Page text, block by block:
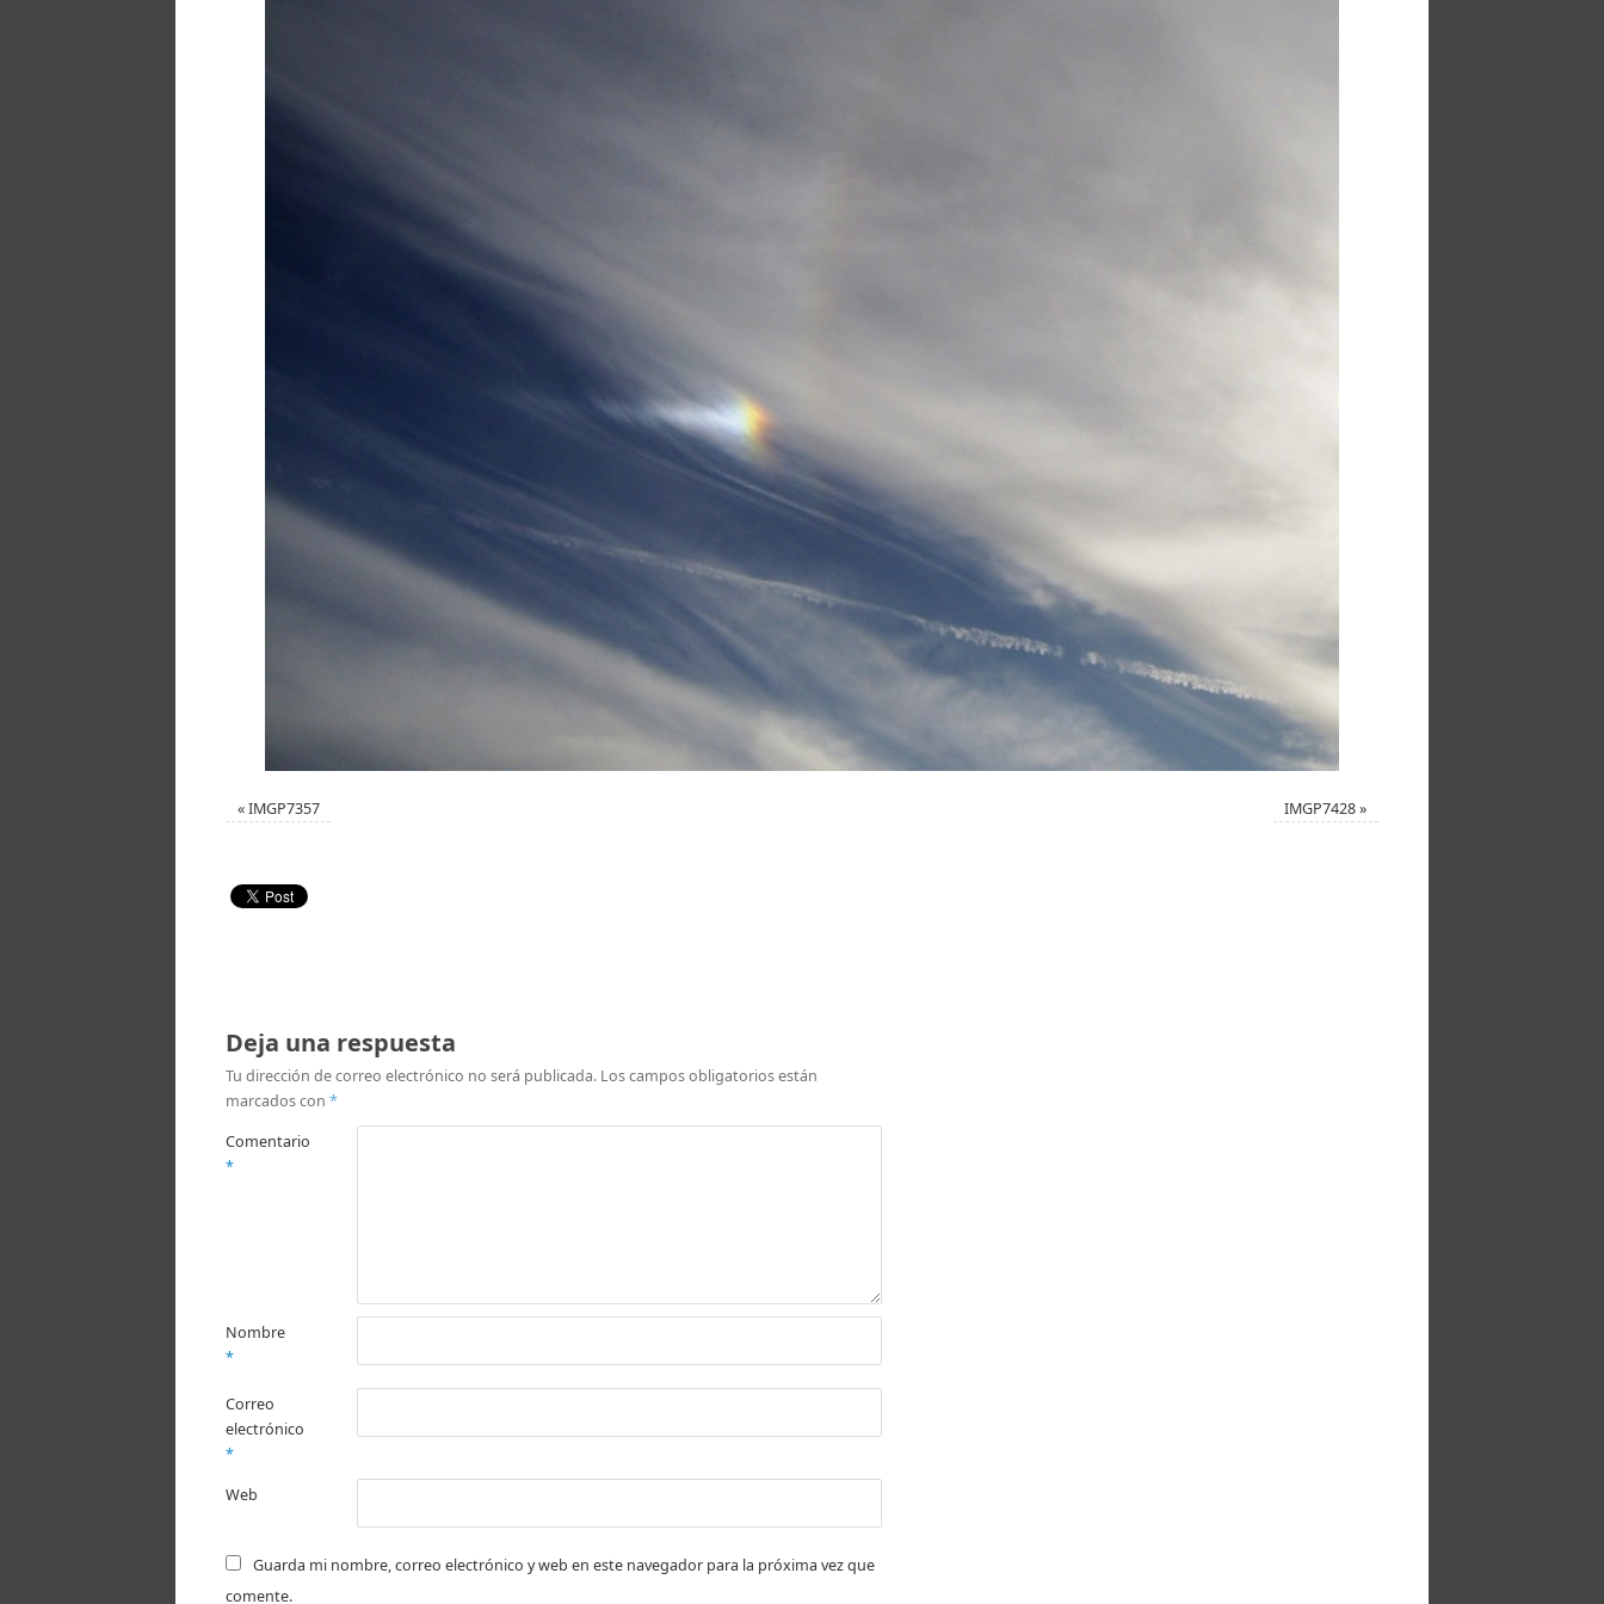
«IMGP7357 IMGP7428»
Deja una respuesta
Tu dirección de correo electrónico no será publicada. Los campos obligatorios están
marcados con *
Comentario
*
Nombre
*
Correo
electrónico
*
Web
Guarda mi nombre, correo electrónico y web en este navegador para la próxima vez que
comente.